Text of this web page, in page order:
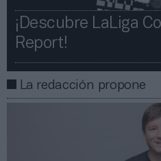
¡Descubre LaLiga
Report!​​
La redacción propone